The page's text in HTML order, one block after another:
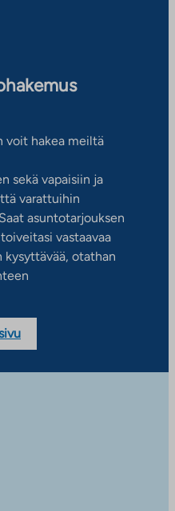
voit hakea meiltä
sekä vapaisiin ja
varattuihin
asuntotarjouksen
vastaavaa
kysyttävää, otathan